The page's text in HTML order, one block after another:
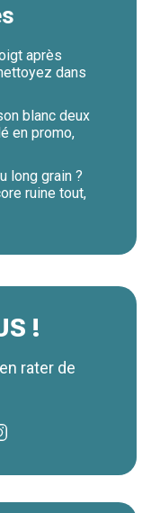
après
dans
blanc deux
en promo,
long grain ?
ruine tout,
!
rater de